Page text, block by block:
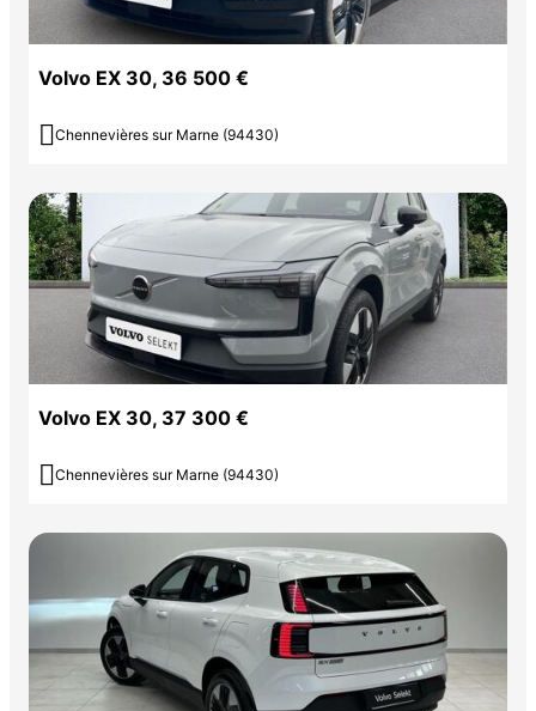
Volvo EX 30, 36 500 €
 Chennevières sur Marne (94430)
Volvo EX 30, 37 300 €
 Chennevières sur Marne (94430)